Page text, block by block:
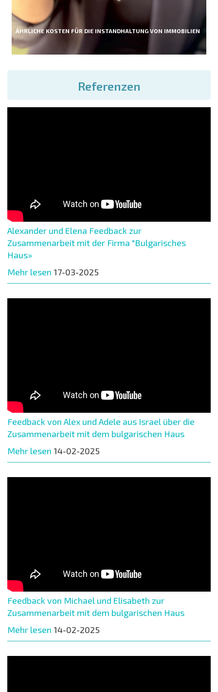
ÄHRLICHE KOSTEN FÜR DIE INSTANDHALTUNG VON IMMOBILIEN
Referenzen
Alexander und Elena Feedback zur
Zusammenarbeit mit der Firma "Bulgarisches
Haus»
Mehr lesen 17-03-2025
Feedback von Alex und Adele aus Israel über die
Zusammenarbeit mit dem bulgarischen Haus
Mehr lesen 14-02-2025
Feedback von Michael und Elisabeth zur
Zusammenarbeit mit dem bulgarischen Haus
Mehr lesen 14-02-2025